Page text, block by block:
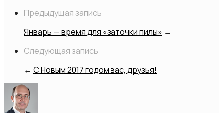
Предыдущая запись
Январь — время для «заточки пилы» →
Следующая запись
← С Новым 2017 годом вас, друзья!